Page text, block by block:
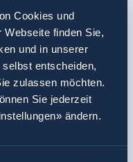
Cookies und
Webseite finden Sie,
und in unserer
entscheiden,
zulassen möchten.
Sie jederzeit
ändern.